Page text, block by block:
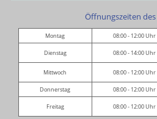
Öffnungszeiten
Montag 08:00 - 12:00 Uhr
Dienstag 08:00 - 14:00 Uhr
Mittwoch 08:00 - 12:00 Uhr
Donnerstag 08:00 - 12:00 Uhr
Freitag 08:00 - 12:00 Uhr